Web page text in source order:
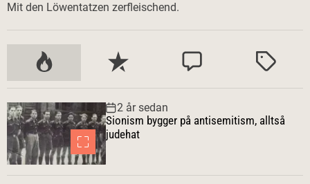
Mit den Löwentatzen zerfleischend.
P
u
l
ä
r
S
a
s
e
M
t
2 år sedan
Sionism bygger på antisemitism, alltså
judehat